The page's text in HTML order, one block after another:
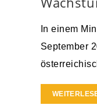
In einem
September